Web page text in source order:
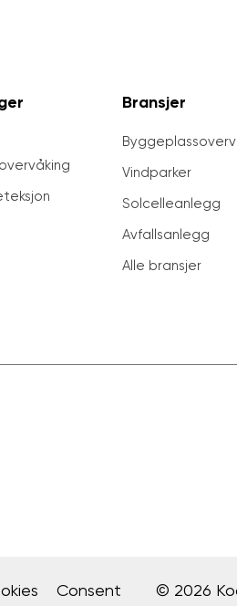
Bransjer
Vindparker
Solcelleanlegg
Avfallsanlegg
Alle bransjer
Consent © 2026